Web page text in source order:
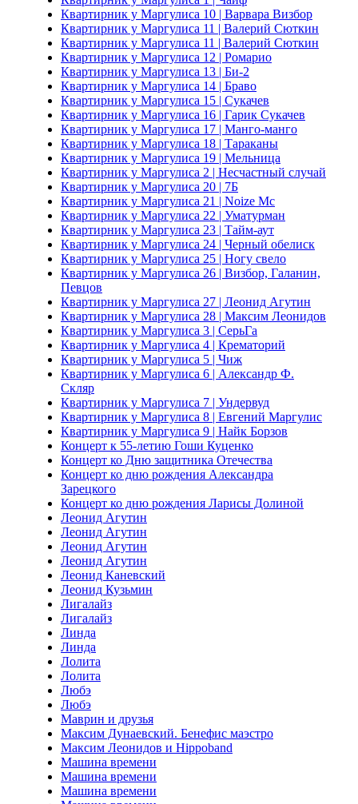
Квартирник у Маргулиса 10 | Варвара Визбор
Квартирник у Маргулиса 11 | Валерий Сюткин
Квартирник у Маргулиса 11 | Валерий Сюткин
Квартирник у Маргулиса 12 | Ромарио
Квартирник у Маргулиса 13 | Би-2
Квартирник у Маргулиса 14 | Браво
Квартирник у Маргулиса 15 | Сукачев
Квартирник у Маргулиса 16 | Гарик Сукачев
Квартирник у Маргулиса 17 | Манго-манго
Квартирник у Маргулиса 18 | Тараканы
Квартирник у Маргулиса 19 | Мельница
Квартирник у Маргулиса 2 | Несчастный случай
Квартирник у Маргулиса 20 | 7Б
Квартирник у Маргулиса 21 | Noize Mc
Квартирник у Маргулиса 22 | Уматурман
Квартирник у Маргулиса 23 | Тайм-аут
Квартирник у Маргулиса 24 | Черный обелиск
Квартирник у Маргулиса 25 | Ногу свело
Квартирник у Маргулиса 26 | Визбор, Галанин,
Певцов
Квартирник у Маргулиса 27 | Леонид Агутин
Квартирник у Маргулиса 28 | Максим Леонидов
Квартирник у Маргулиса 3 | СерьГа
Квартирник у Маргулиса 4 | Крематорий
Квартирник у Маргулиса 5 | Чиж
Квартирник у Маргулиса 6 | Александр Ф.
Скляр
Квартирник у Маргулиса 7 | Ундервуд
Квартирник у Маргулиса 8 | Евгений Маргулис
Квартирник у Маргулиса 9 | Найк Борзов
Концерт к 55-летию Гоши Куценко
Концерт ко Дню защитника Отечества
Концерт ко дню рождения Александра
Зарецкого
Концерт ко дню рождения Ларисы Долиной
Леонид Агутин
Леонид Агутин
Леонид Агутин
Леонид Агутин
Леонид Каневский
Леонид Кузьмин
Лигалайз
Лигалайз
Линда
Линда
Лолита
Лолита
Любэ
Любэ
Маврин и друзья
Максим Дунаевский. Бенефис маэстро
Максим Леонидов и Hippoband
Машина времени
Машина времени
Машина времени